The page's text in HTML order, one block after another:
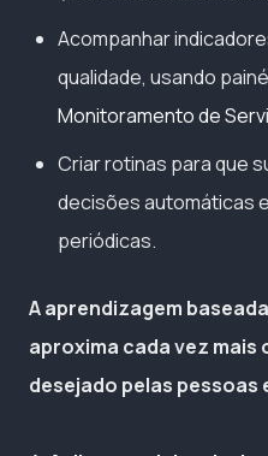
Acompanhar
qualidade, usando
Monitoramento de
Criar rotinas para que
decisões automáticas
periódicas.
A aprendizagem
aproxima cada vez
desejado pelas pessoas